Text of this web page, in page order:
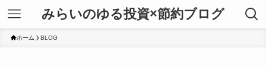
みらいのゆる投資×節約ブログ
ホーム BLOG